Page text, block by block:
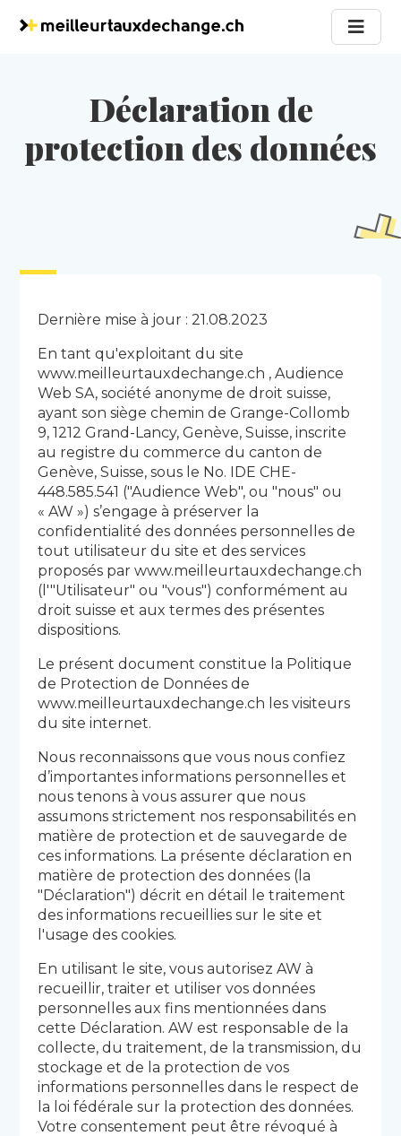
Déclaration de
protection des données
Dernière mise à jour : 21.08.2023
En tant qu'exploitant du site
www.meilleurtauxdechange.ch , Audience
Web SA, société anonyme de droit suisse,
ayant son siège chemin de Grange-Collomb
9, 1212 Grand-Lancy, Genève, Suisse, inscrite
au registre du commerce du canton de
Genève, Suisse, sous le No. IDE CHE-
448.585.541 ("Audience Web", ou "nous" ou
« AW ») s’engage à préserver la
confidentialité des données personnelles de
tout utilisateur du site et des services
proposés par www.meilleurtauxdechange.ch
(l'"Utilisateur" ou "vous") conformément au
droit suisse et aux termes des présentes
dispositions.
Le présent document constitue la Politique
de Protection de Données de
www.meilleurtauxdechange.ch les visiteurs
du site internet.
Nous reconnaissons que vous nous confiez
d’importantes informations personnelles et
nous tenons à vous assurer que nous
assumons strictement nos responsabilités en
matière de protection et de sauvegarde de
ces informations. La présente déclaration en
matière de protection des données (la
"Déclaration") décrit en détail le traitement
des informations recueillies sur le site et
l'usage des cookies.
En utilisant le site, vous autorisez AW à
recueillir, traiter et utiliser vos données
personnelles aux fins mentionnées dans
cette Déclaration. AW est responsable de la
collecte, du traitement, de la transmission, du
stockage et de la protection de vos
informations personnelles dans le respect de
la loi fédérale sur la protection des données.
Votre consentement peut être révoqué à